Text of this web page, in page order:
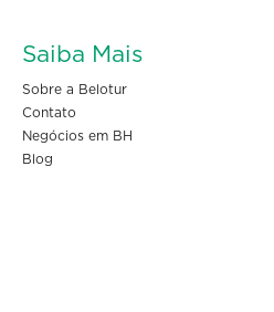
Saiba Mais
Sobre a Belotur
Contato
Negócios em BH
Blog